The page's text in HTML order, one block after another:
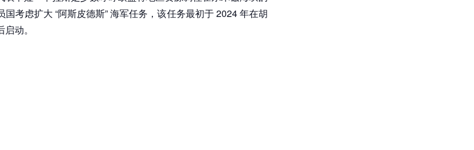
国考虑扩大 “阿斯皮德斯” 海军任务，该任务最初于 2024 年在胡
动。